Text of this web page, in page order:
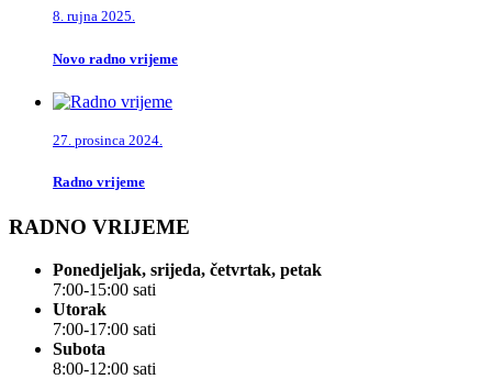
8. rujna 2025.
Novo radno vrijeme
27. prosinca 2024.
Radno vrijeme
RADNO VRIJEME
Ponedjeljak, srijeda, četvrtak, petak
7:00-15:00 sati
Utorak
7:00-17:00 sati
Subota
8:00-12:00 sati